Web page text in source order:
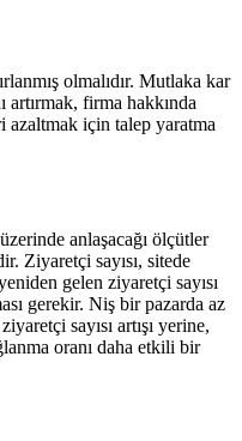
olmalıdır. Mutlaka kar
artırmak, firma hakkında
azaltmak için talep yaratma
anlaşacağı ölçütler
Ziyaretçi sayısı, sitede
gelen ziyaretçi sayısı
gerekir. Niş bir pazarda az
sayısı artışı yerine,
oranı daha etkili bir